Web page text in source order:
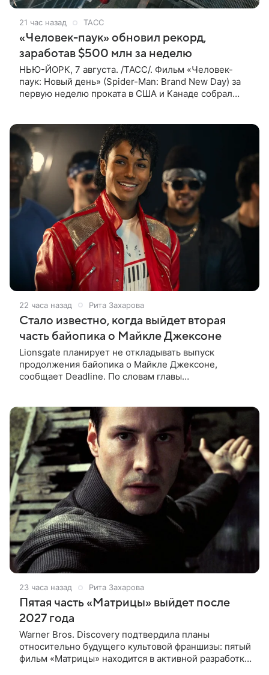
21 час назад ТАСС
«Человек-паук» обновил рекорд,
заработав $500 млн за неделю
НЬЮ-ЙОРК, 7 августа. /ТАСС/. Фильм «Человек-
паук: Новый день» (Spider-Man: Brand New Day) за
первую неделю проката в США и Канаде собрал
22 часа назад Рита Захарова
Стало известно, когда выйдет вторая
часть байопика о Майкле Джексоне
Lionsgate планирует не откладывать выпуск
продолжения байопика о Майкле Джексоне,
сообщает Deadline. По словам главы
конце
23 часа назад Рита Захарова
Пятая часть «Матрицы» выйдет после
2027 года
Warner Bros. Discovery подтвердила планы
относительно будущего культовой франшизы: пятый
фильм «Матрицы» находится в активной разработке